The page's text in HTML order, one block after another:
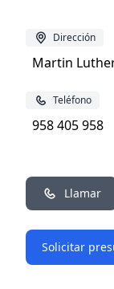
Dirección
Martin
Teléfono
958 405 958
Llamar
Solicitar